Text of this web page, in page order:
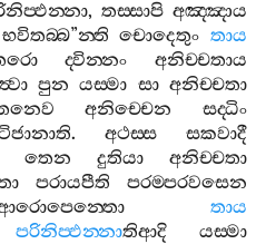
,තස‍්සාපි අඤ‍්ඤාය
භවිතබ‍්බ”න‍්ති චොදෙතුං තාය
ද‍්වින‍්නං
අනිච‍්චතාය
පුන යස‍්මා සා අනිච‍්චතා
අනිච‍්චෙන
සද‍්ධිං
. අථස‍්ස
සකවාදී
තෙන දුතියා
අනිච‍්චතා
පරායපීති
පරම‍්පරවසෙන
තාය
පරිනිප‍්ඵන‍්නාතිආදි
යස‍්මා